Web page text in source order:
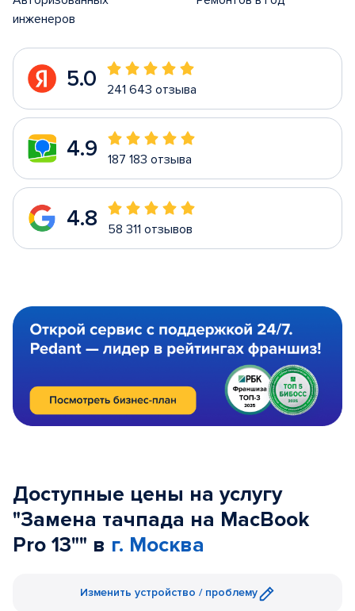
инженеров
5.0 241 643 отзыва
4.9 187 183 отзыва
4.8 58 311 отзывов
Доступные цены на услугу
"Замена тачпада на MacBook
Pro 13"" в г. Москва
Изменить устройство / проблему